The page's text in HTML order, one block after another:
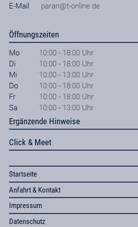
E-Mail
paran@t-online.de
Öffnungszeiten
Mo
10:00 - 18:00 Uhr
Di
10:00 - 18:00 Uhr
Mi
10:00 - 13:00 Uhr
Do
10:00 - 18:00 Uhr
Fr
10:00 - 18:00 Uhr
Sa
10:00 - 13:00 Uhr
Ergänzende Hinweise
Click & Meet
Startseite
Anfahrt & Kontakt
Impressum
Datenschutz